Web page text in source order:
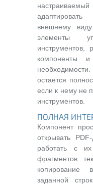
настраиваемый
внешнему
элементы
инструментов,
компоненты
остается
если к нему не
инструментов.
ПОЛНАЯ
Компонент
открывать
работать с
фрагментов
заданной